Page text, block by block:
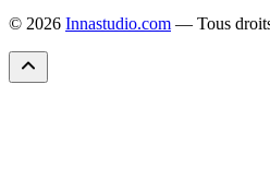
© 2026 Innastudio.com — Tous